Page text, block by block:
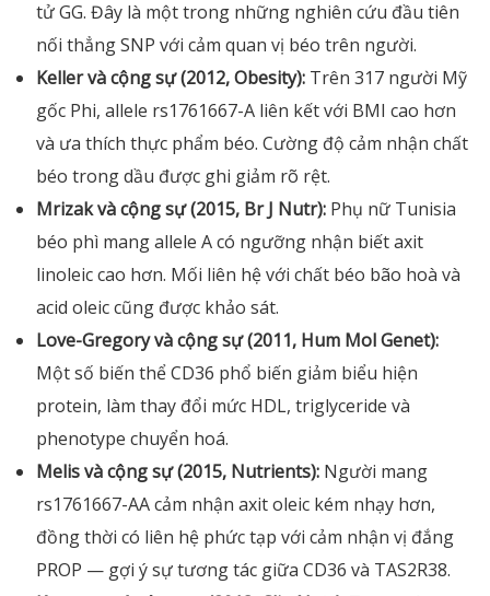
tử GG. Đây là một trong những nghiên cứu đầu tiên
nối thẳng SNP với cảm quan vị béo trên người.
Keller và cộng sự (2012, Obesity): Trên 317 người Mỹ
gốc Phi, allele rs1761667-A liên kết với BMI cao hơn
và ưa thích thực phẩm béo. Cường độ cảm nhận chất
béo trong dầu được ghi giảm rõ rệt.
Mrizak và cộng sự (2015, Br J Nutr): Phụ nữ Tunisia
béo phì mang allele A có ngưỡng nhận biết axit
linoleic cao hơn. Mối liên hệ với chất béo bão hoà và
acid oleic cũng được khảo sát.
Love-Gregory và cộng sự (2011, Hum Mol Genet):
Một số biến thể CD36 phổ biến giảm biểu hiện
protein, làm thay đổi mức HDL, triglyceride và
phenotype chuyển hoá.
Melis và cộng sự (2015, Nutrients): Người mang
rs1761667-AA cảm nhận axit oleic kém nhạy hơn,
đồng thời có liên hệ phức tạp với cảm nhận vị đắng
PROP — gợi ý sự tương tác giữa CD36 và TAS2R38.